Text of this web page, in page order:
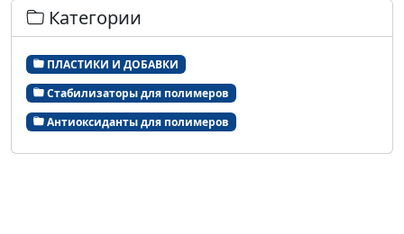
Категории
ПЛАСТИКИ И ДОБАВКИ
Стабилизаторы для полимеров
Антиоксиданты для полимеров